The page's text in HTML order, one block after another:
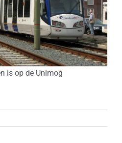
is op de Unimog